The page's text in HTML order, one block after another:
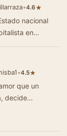
•4.6★
nacional
en
•4.5★
que un
decide